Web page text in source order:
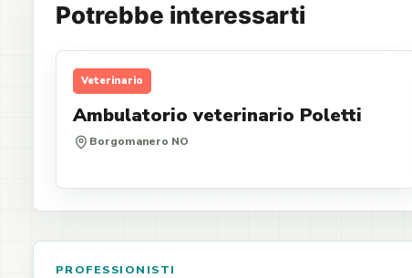
Potrebbe interessarti
Veterinario
Ambulatorio veterinario Poletti
Borgomanero NO
PROFESSIONISTI